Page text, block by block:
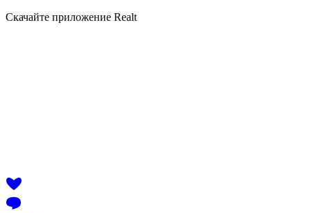
Скачайте приложение Realt